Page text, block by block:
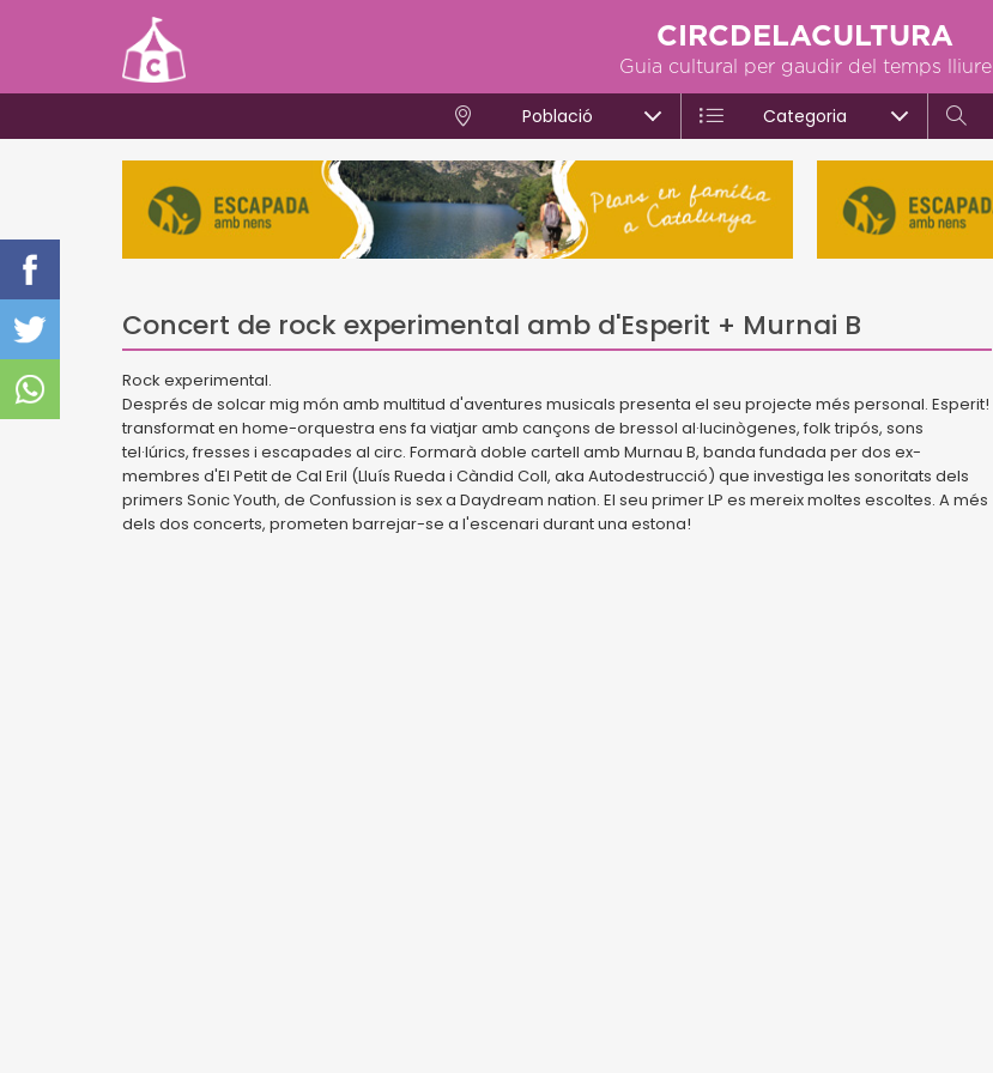
CIRCDELACULTURA
Guia cultural per gaudir del temps lliure
Població Categoria
Concert de rock experimental amb d'Esperit + Murnai B
Rock experimental.
Després de solcar mig món amb multitud d'aventures musicals presenta el seu projecte més personal. Esperit!
transformat en home-orquestra ens fa viatjar amb cançons de bressol al·lucinògenes, folk tripós, sons
tel·lúrics, fresses i escapades al circ. Formarà doble cartell amb Murnau B, banda fundada per dos ex-
membres d'El Petit de Cal Eril (Lluís Rueda i Càndid Coll, aka Autodestrucció) que investiga les sonoritats dels
primers Sonic Youth, de Confussion is sex a Daydream nation. El seu primer LP es mereix moltes escoltes. A més
dels dos concerts, prometen barrejar-se a l'escenari durant una estona!